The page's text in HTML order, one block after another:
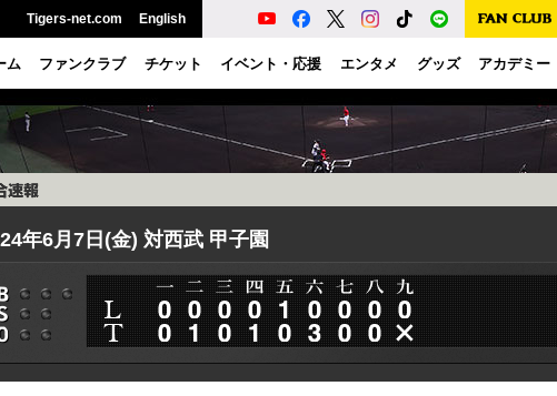
Tigers-net.com English
ム ファンクラブ チケット イベント・応援 エンタメ グッズ アカデミー
年6月7日(金) 対西武 甲子園